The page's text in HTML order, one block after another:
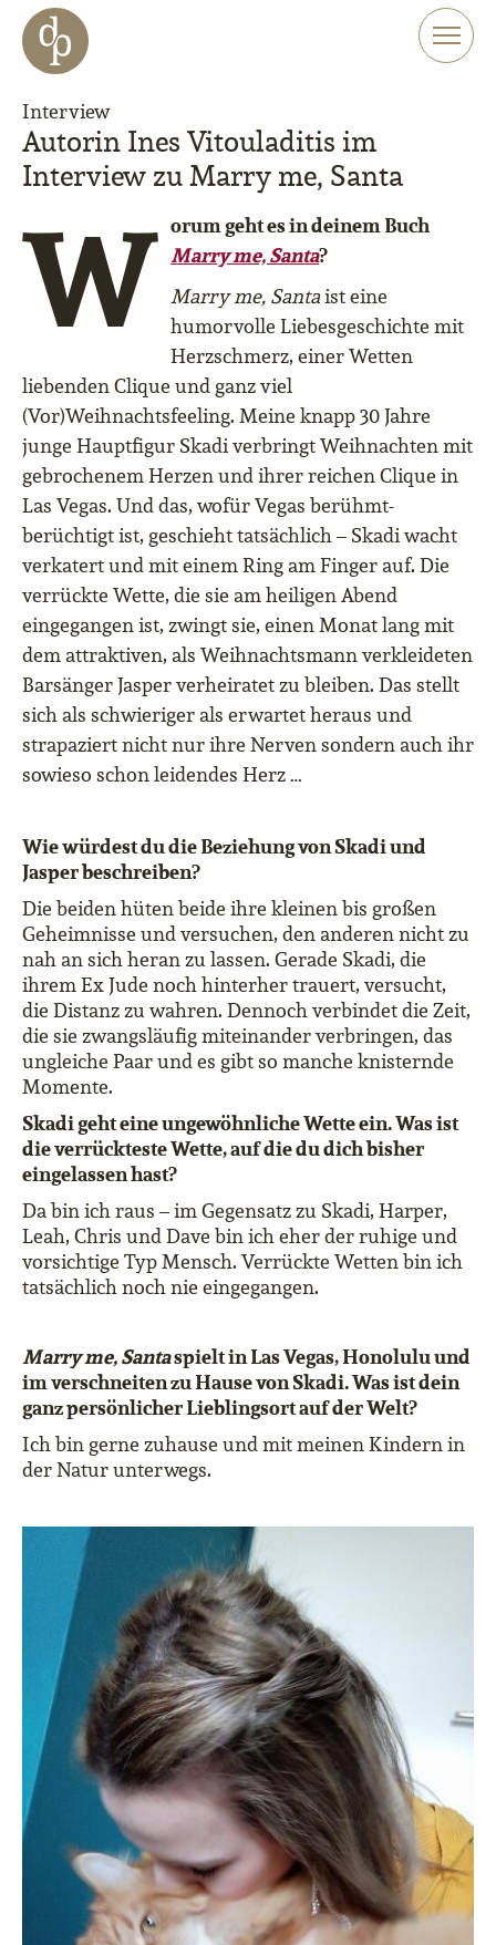
Zum Haupt-Inhalt springen
Zur Navigation springen
Zur Website-Suche springen
Interview
Autorin Ines Vitouladitis im
Interview zu Marry me, Santa
W orum geht es in deinem Buch
Marry me, Santa?
Marry me, Santaist eine
humorvolle Liebesgeschichte mit
Herzschmerz, einer Wetten
liebenden Clique und ganz viel
(Vor)Weihnachtsfeeling. Meine knapp 30 Jahre
junge Hauptfigur Skadi verbringt Weihnachten mit
gebrochenem Herzen und ihrer reichen Clique in
Las Vegas. Und das, wofür Vegas berühmt-
berüchtigt ist, geschieht tatsächlich – Skadi wacht
verkatert und mit einem Ring am Finger auf. Die
verrückte Wette, die sie am heiligen Abend
eingegangen ist, zwingt sie, einen Monat lang mit
dem attraktiven, als Weihnachtsmann verkleideten
Barsänger Jasper verheiratet zu bleiben. Das stellt
sich als schwieriger als erwartet heraus und
strapaziert nicht nur ihre Nerven sondern auch ihr
sowieso schon leidendes Herz …
Wie würdest du die Beziehung von Skadi und
Jasper beschreiben?
Die beiden hüten beide ihre kleinen bis großen
Geheimnisse und versuchen, den anderen nicht zu
nah an sich heran zu lassen. Gerade Skadi, die
ihrem Ex Jude noch hinterher trauert, versucht,
die Distanz zu wahren. Dennoch verbindet die Zeit,
die sie zwangsläufig miteinander verbringen, das
ungleiche Paar und es gibt so manche knisternde
Momente.
Skadi geht eine ungewöhnliche Wette ein. Was ist
die verrückteste Wette, auf die du dich bisher
eingelassen hast?
Da bin ich raus – im Gegensatz zu Skadi, Harper,
Leah, Chris und Dave bin ich eher der ruhige und
vorsichtige Typ Mensch. Verrückte Wetten bin ich
tatsächlich noch nie eingegangen.
Marry me, Santaspielt in Las Vegas, Honolulu und
im verschneiten zu Hause von Skadi. Was ist dein
ganz persönlicher Lieblingsort auf der Welt?
Ich bin gerne zuhause und mit meinen Kindern in
der Natur unterwegs.